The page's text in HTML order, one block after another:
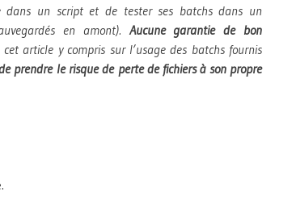
dans un script et de tester ses batchs dans un
en amont). Aucune garantie de bon
article y compris sur l’usage des batchs fournis
prendre le risque de perte de fichiers à son propre